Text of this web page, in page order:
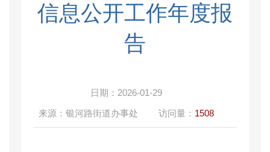
信息公开工作年度报
告
日期： 2026-01-29
来源： 银河路街道办事处 访问量： 1508